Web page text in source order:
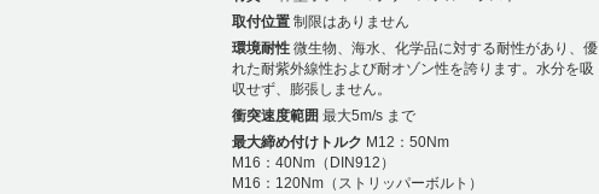
取付位置 制限はありません
環境耐性 微生物、海水、化学品に対する耐性があり、優
れた耐紫外線性および耐オゾン性を誇ります。水分を吸
収せず、膨張しません。
衝突速度範囲 最大5m/s まで
最大締め付けトルク M12：50Nm
M16：40Nm（DIN912）
M16：120Nm（ストリッパーボルト）